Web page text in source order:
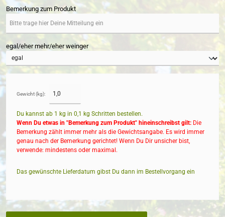
Bemerkung zum Produkt
egal/eher mehr/eher weinger
Gewicht (kg):
Du kannst ab 1 kg in 0,1 kg Schritten bestellen.
Wenn Du etwas in "Bemerkung zum Produkt" hineinschreibst gilt: Die
Bemerkung zählt immer mehr als die Gewichtsangabe. Es wird immer
genau nach der Bemerkung gerichtet! Wenn Du Dir unsicher bist,
verwende: mindestens oder maximal.
Das gewünschte Lieferdatum gibst Du dann im Bestellvorgang ein